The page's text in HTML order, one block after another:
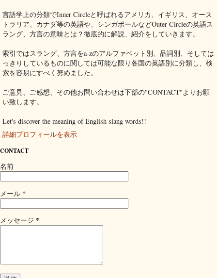
言語学上の分類でInner Circleと呼ばれるアメリカ、イギリス、オース
トラリア、カナダ等の英語や、シンガポールなどOuter Circleの英語ス
ラング、方言の意味とは？徹底的に解説、紹介をしていきます。
索引ではスラング、方言をa-zのアルファベット別、品詞別、そしては
っきりしているものに関しては可能な限り各国の英語別に分類し、検
索を容易にすべく努めました。
ご意見、ご感想、その他お問い合わせは下部の"CONTACT"よりお願
い致します。
Let's discover the meaning of English slang words!!
詳細プロフィールを表示
CONTACT
名前
メール *
メッセージ *